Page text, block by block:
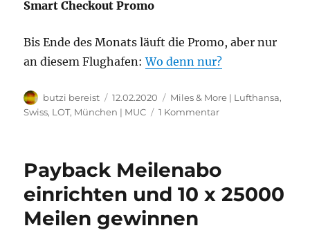
Smart Checkout Promo
Bis Ende des Monats läuft die Promo, aber nur
an diesem Flughafen:Wo denn nur?
Autor
butzi bereist
Veröffentlicht
am
12.02.2020 Kategorien
Miles & More | Lufthansa,
Swiss, LOT, München | MUC 1 Kommentarzu
500
Miles
Payback Meilenabo
einrichten und 10 x 25000
Meilen gewinnen